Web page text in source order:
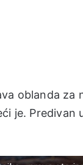
oblanda
je.